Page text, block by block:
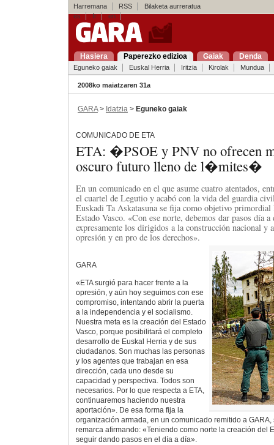
Harremana RSS
Bilaketa aurreratua
es
fr en
Hasiera Paperezko edizioa Gaiak Denda
Eguneko gaiak Euskal Herria Iritzia Kirolak Mundua
2008ko maiatzaren 31a
GARA> Idatzia > Eguneko gaiak
COMUNICADO DE ETA
ETA: �PSOE y PNV no ofrecen
oscuro futuro lleno de l�mites�
En un comunicado en el que asume cuatro atentados,
el cuartel de Legutio y acabó con la vida del guardia
Euskadi Ta Askatasuna se fija como objetivo
Estado Vasco. «Con ese norte, debemos dar pasos día
expresamente los dirigidos a la construcción nacional y
opresión y en pro de los derechos».
GARA
«ETA surgió para hacer frente a la
opresión, y aún hoy seguimos con ese
compromiso, intentando abrir la puerta
a la independencia y el socialismo.
Nuestra meta es la creación del Estado
Vasco, porque posibilitará el completo
desarrollo de Euskal Herria y de sus
ciudadanos. Son muchas las personas
y los agentes que trabajan en esa
dirección, cada uno desde su
capacidad y perspectiva. Todos son
necesarios. Por lo que respecta a ETA,
continuaremos haciendo nuestra
aportación». De esa forma fija la
organización armada, en un comunicado remitido a
remarca afirmando: «Teniendo como norte la creación del
seguir dando pasos en el día a día».